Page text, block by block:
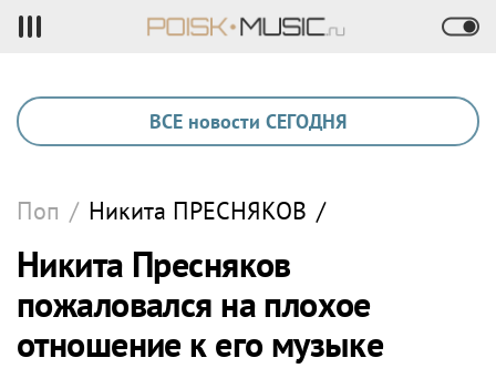
ВСЕ новости СЕГОДНЯ
Поп / Никита ПРЕСНЯКОВ /
Никита Пресняков
пожаловался на плохое
отношение к его музыке